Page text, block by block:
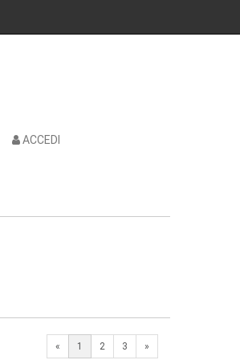
ACCEDI
« 1 2 3 »